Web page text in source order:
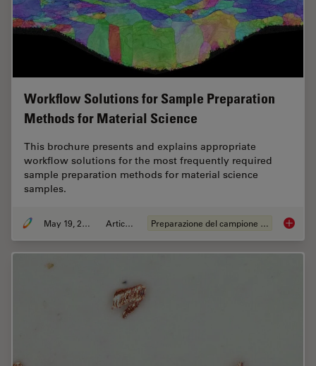
Workflow Solutions for Sample Preparation
Methods for Material Science
This brochure presents and explains appropriate
workflow solutions for the most frequently required
sample preparation methods for material science
samples.
May 19, 2024 Articolo Preparazione del campione EM